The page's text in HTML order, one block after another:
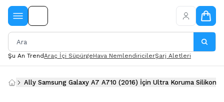
Şu An TrendAraç İçi SüpürgeHava NemlendiricilerŞarj Aletleri
Ally Samsung Galaxy A7 A710 (2016) İçin Ultra